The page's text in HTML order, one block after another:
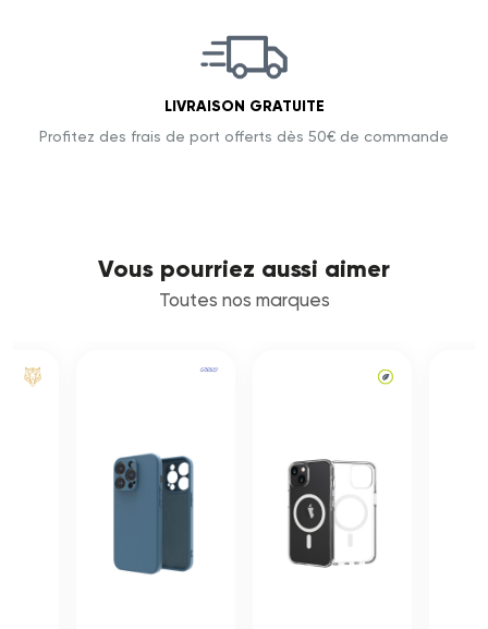
LIVRAISON GRATUITE
Profitez des frais de port offerts dès 50€ de commande
Vous pourriez aussi aimer
Toutes nos marques